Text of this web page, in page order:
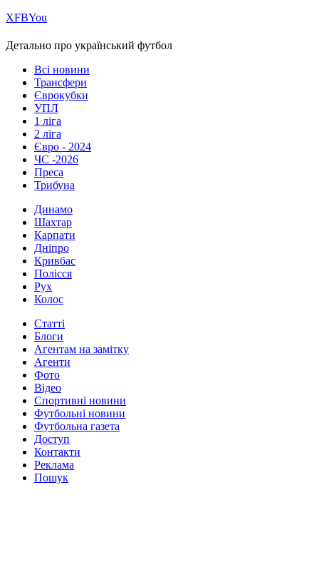
ХFBYou
Детально про український футбол
Всі новини
Трансфери
Єврокубки
УПЛ
1 ліга
2 ліга
Євро - 2024
ЧС -2026
Преса
Трибуна
Динамо
Шахтар
Карпати
Дніпро
Кривбас
Полісся
Рух
Колос
Статті
Блоги
Агентам на замітку
Агенти
Фото
Відео
Спортивні новини
Футбольні новини
Футбольна газета
Доступ
Контакти
Реклама
Пошук